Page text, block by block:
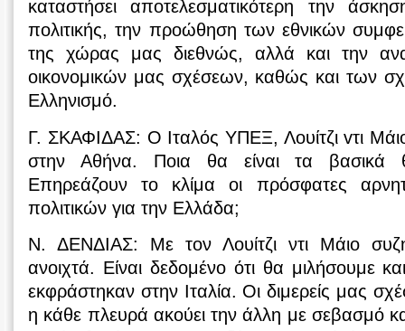
καταστήσει αποτελεσματικότερη την
πολιτικής, την προώθηση των εθνικών
της χώρας μας διεθνώς, αλλά και την
οικονομικών μας σχέσεων, καθώς και των
Ελληνισμό.
Γ. ΣΚΑΦΙΔΑΣ: Ο Ιταλός ΥΠΕΞ, Λουίτζι vτι
στην Αθήνα. Ποια θα είναι τα βασικά
Επηρεάζουν το κλίμα οι πρόσφατες
πολιτικών για την Ελλάδα;
Ν. ΔΕΝΔΙΑΣ: Με τον Λουίτζι ντι Μάιο
ανοιχτά. Είναι δεδομένο ότι θα μιλήσουμε
εκφράστηκαν στην Ιταλία. Οι διμερείς μας
η κάθε πλευρά ακούει την άλλη με σεβασμό